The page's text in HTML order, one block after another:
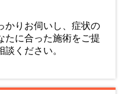
かりお伺いし、症状の
たに合った施術をご提
ください。